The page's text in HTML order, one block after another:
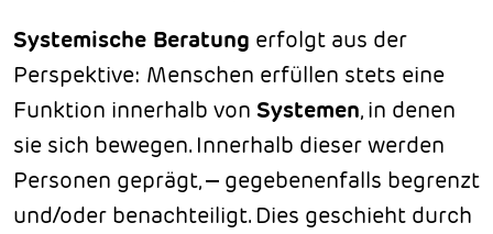
Systemische Beratung erfolgt aus der
Perspektive: Menschen erfüllen stets eine
Funktion innerhalb von Systemen, in denen
sie sich bewegen. Innerhalb dieser werden
Personen geprägt,– gegebenenfalls begrenzt
und/oder benachteiligt. Dies geschieht durch